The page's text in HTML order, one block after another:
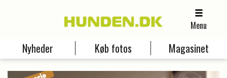
Menu
Nyheder Køb fotos Magasinet